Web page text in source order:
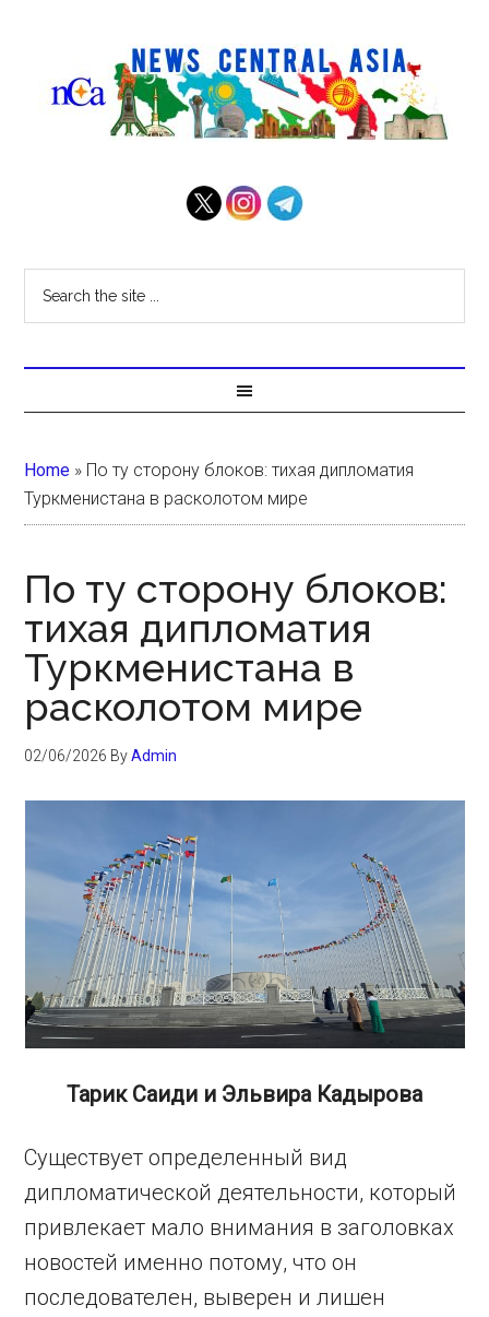
Home » По ту сторону блоков: тихая дипломатия
Туркменистана в расколотом мире
По ту сторону блоков:
тихая дипломатия
Туркменистана в
расколотом мире
02/06/2026 ByAdmin
Тарик Саиди и Эльвира Кадырова
Существует определенный вид
дипломатической деятельности, который
привлекает мало внимания в заголовках
новостей именно потому, что он
последователен, выверен и лишен